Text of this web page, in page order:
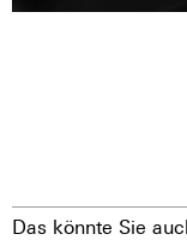
Das könnte Sie